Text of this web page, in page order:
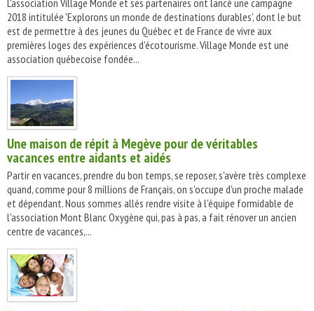
L'association Village Monde et ses partenaires ont lancé une campagne
2018 intitulée 'Explorons un monde de destinations durables', dont le but
est de permettre à des jeunes du Québec et de France de vivre aux
premières loges des expériences d'écotourisme. Village Monde est une
association québecoise fondée...
Une maison de répit à Megève pour de véritables
vacances entre aidants et aidés
Partir en vacances, prendre du bon temps, se reposer, s'avère très complexe
quand, comme pour 8 millions de Français, on s'occupe d'un proche malade
et dépendant. Nous sommes allés rendre visite à l'équipe formidable de
l'association Mont Blanc Oxygène qui, pas à pas, a fait rénover un ancien
centre de vacances,...